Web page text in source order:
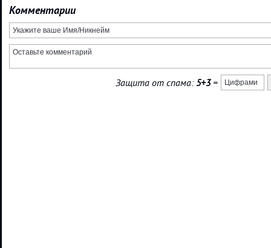
Комментарии
Защита от спама:5+3=